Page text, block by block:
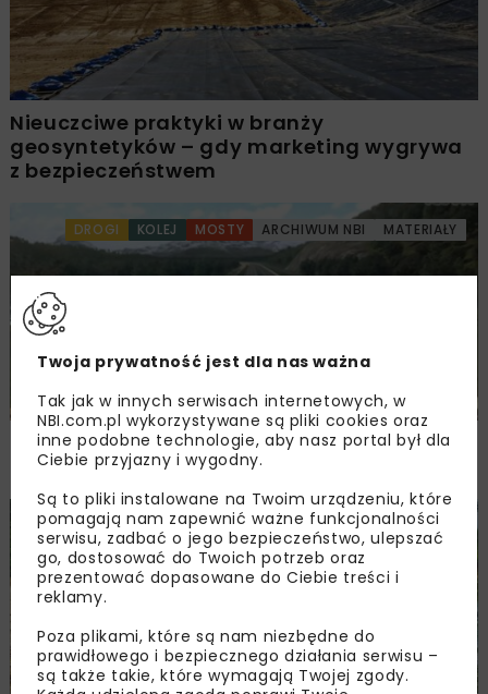
Nieuczciwe praktyki w branży
geosyntetyków – gdy marketing wygrywa
z bezpieczeństwem
DROGI KOLEJ MOSTY ARCHIWUM NBI MATERIAŁY
Leca® KERAMZYT – wzmocnienie
przez odciążenie
BUDOWNICTWO HYDROTECHNIKA
WOD-KAN
ARCHIWUM NBI
MATERIAŁY
Twoja prywatność jest dla nas ważna
Tak jak w innych serwisach internetowych, w
NBI.com.pl wykorzystywane są pliki cookies oraz
inne podobne technologie, aby nasz portal był dla
Ciebie przyjazny i wygodny.
Są to pliki instalowane na Twoim urządzeniu, które
pomagają nam zapewnić ważne funkcjonalności
serwisu, zadbać o jego bezpieczeństwo, ulepszać
go, dostosować do Twoich potrzeb oraz
prezentować dopasowane do Ciebie treści i
reklamy.
Poza plikami, które są nam niezbędne do
prawidłowego i bezpiecznego działania serwisu –
są także takie, które wymagają Twojej zgody.